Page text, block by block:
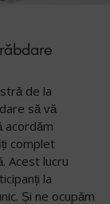
de la
să vă
acordăm
complet
Acest lucru
la
Și ne ocupăm